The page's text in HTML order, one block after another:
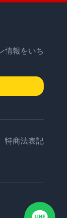
情報をいち
特商法表記